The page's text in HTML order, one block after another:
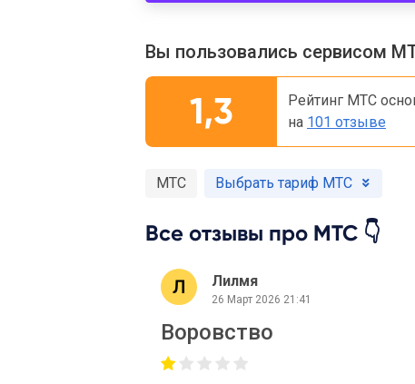
Вы пользовались сервисом
1,3
Рейтинг МТС
на 101 отзыве
МТС Выбрать тариф МТС
Все отзывы про МТС 👇
Лилмя
26 Март 2026 21:41
Воровство